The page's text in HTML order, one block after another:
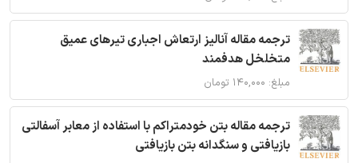
ترجمه مقاله آنالیز ارتعاش اجباری تیرهای عمیق
متخلخل هدفمند
مبلغ: ۱۴۰,۰۰۰ تومان
ترجمه مقاله بتن خودمتراکم با استفاده از معابر آسفالتی
بازیافتی و سنگدانه بتن بازیافتی